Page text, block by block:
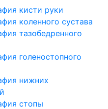
кисти руки
коленного сустава
тазобедренного
голеностопного
нижних
стопы